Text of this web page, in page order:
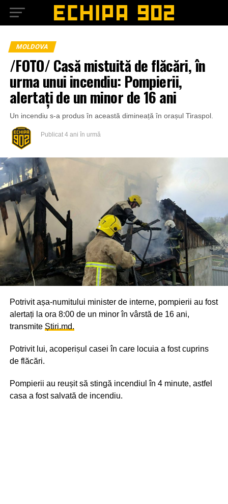
MOLDOVA
/FOTO/ Casă mistuită de flăcări, în
urma unui incendiu: Pompierii,
alertați de un minor de 16 ani
Un incendiu s-a produs în această dimineață în orașul Tiraspol.
Publicat 4 ani în urmă
Potrivit așa-numitului minister de interne, pompierii au fost
alertați la ora 8:00 de un minor în vârstă de 16 ani,
transmite Știri.md.
Potrivit lui, acoperișul casei în care locuia a fost cuprins
de flăcări.
Pompierii au reușit să stingă incendiul în 4 minute, astfel
casa a fost salvată de incendiu.